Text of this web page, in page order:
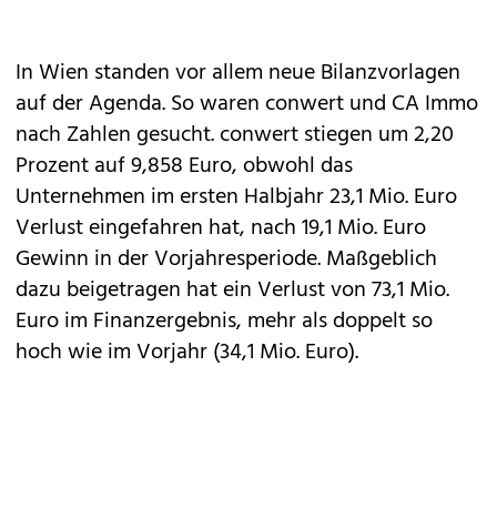
In Wien standen vor allem neue Bilanzvorlagen
auf der Agenda. So waren conwert und CA Immo
nach Zahlen gesucht. conwert stiegen um 2,20
Prozent auf 9,858 Euro, obwohl das
Unternehmen im ersten Halbjahr 23,1 Mio. Euro
Verlust eingefahren hat, nach 19,1 Mio. Euro
Gewinn in der Vorjahresperiode. Maßgeblich
dazu beigetragen hat ein Verlust von 73,1 Mio.
Euro im Finanzergebnis, mehr als doppelt so
hoch wie im Vorjahr (34,1 Mio. Euro).